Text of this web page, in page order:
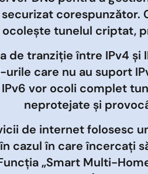
corespunzător.
ocolește tunelul criptat,
de tranziție între IPv4
urile care nu au suport
vor ocoli complet
neprotejate și
de internet folosesc
cazul în care încercați
„Smart Multi-